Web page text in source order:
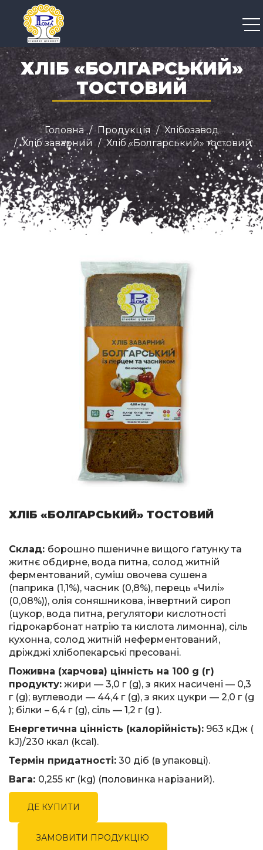
+38 050 300 04 96
ХЛІБ «БОЛГАРСЬКИЙ»
ТОСТОВИЙ
Головна Продукція
Хлібозавод
Хліб заварний
Хліб «Болгарський» тостовий
ХЛІБ «БОЛГАРСЬКИЙ» ТОСТОВИЙ
Склад: борошно пшеничне вищого ґатунку та
житнє обдирне, вода питна, солод житній
ферментований, суміш овочева сушена
(паприка (1,1%), часник (0,8%), перець «Чилі»
(0,08%)), олія соняшникова, інвертний сироп
(цукор, вода питна, регулятори кислотності
гідрокарбонат натрію та кислота лимонна), сіль
кухонна, солод житній неферментований,
дріжджі хлібопекарські пресовані.
Поживна (харчова) цінність на 100 g (г)
продукту: жири — 3,0 г (g), з яких насичені — 0,3
г (g); вуглеводи — 44,4 г (g), з яких цукри — 2,0 г (g
); білки – 6,4 г (g), сіль — 1,2 г (g ).
Енергетична цінність (калорійність): 963 кДж (
kJ)/230 ккал (kсal).
Термін придатності: 30 діб (в упаковці).
Вага: 0,255 кг (kg) (половинка нарізаний).
ДЕ КУПИТИ
ЗАМОВИТИ ПРОДУКЦІЮ